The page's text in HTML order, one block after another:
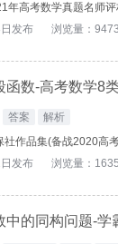
年高考数学真题名师评
发布
浏览量：9473
函数-高考数学8
答案
解析
社作品集(备战2020高
发布
浏览量：1635